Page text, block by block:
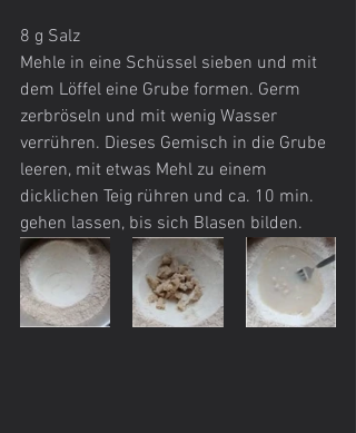
8 g Salz
Mehle in eine Schüssel sieben und mit
dem Löffel eine Grube formen. Germ
zerbröseln und mit wenig Wasser
verrühren. Dieses Gemisch in die Grube
leeren, mit etwas Mehl zu einem
dicklichen Teig rühren und ca. 10 min.
gehen lassen, bis sich Blasen bilden.